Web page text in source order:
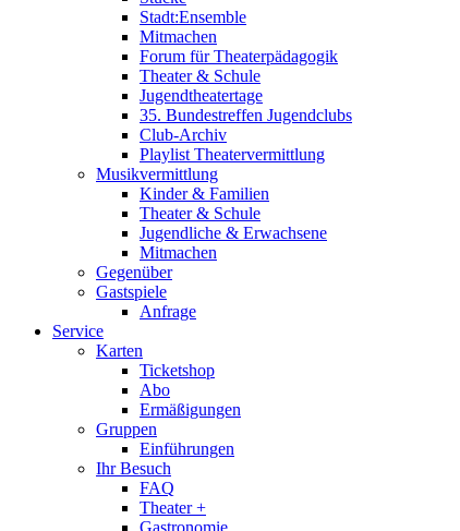
Stadt:Ensemble
Mitmachen
Forum für Theaterpädagogik
Theater & Schule
Jugendtheatertage
35. Bundestreffen Jugendclubs
Club-Archiv
Playlist Theatervermittlung
Musikvermittlung
Kinder & Familien
Theater & Schule
Jugendliche & Erwachsene
Mitmachen
Gegenüber
Gastspiele
Anfrage
Service
Karten
Ticketshop
Abo
Ermäßigungen
Gruppen
Einführungen
Ihr Besuch
FAQ
Theater +
Gastronomie